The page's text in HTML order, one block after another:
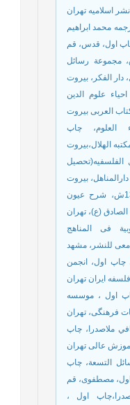
ترجمه محمد ابراهیم
محمد بن محمد، 1416ق، مجموعة رسائل
علوم الدین
احصاء العلوم، چاپ
الاعمال الفلسفیه(تحصیل
فخر رازی، محمد بن عمر، 1373ش، شرح عيون
الربوبية فى المناهج
چاپ اول، انجمن
اول ، موسسه
الكافي ملاصدرا، چاپ
الرسائل التسعة، چاپ
ملاصدرا،چاپ اول ،